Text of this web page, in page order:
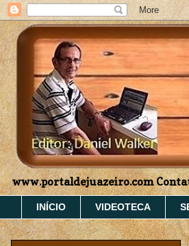
www.portaldejuazeiro.com
INÍCIO VIDEOTECA